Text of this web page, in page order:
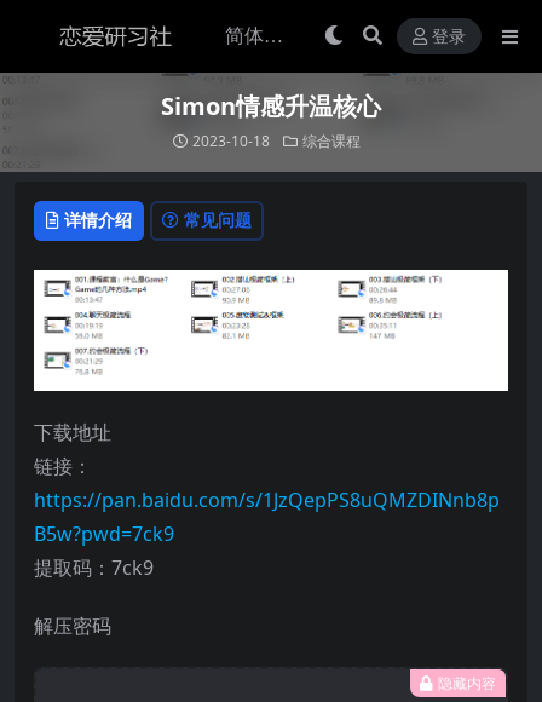
登录
Simon情感升温核心
2023-10-18 综合课程
详情介绍 常见问题
下载地址
链接：
https://pan.baidu.com/s/1JzQepPS8uQMZDINnb8p
B5w?pwd=7ck9
提取码：7ck9
解压密码
隐藏内容